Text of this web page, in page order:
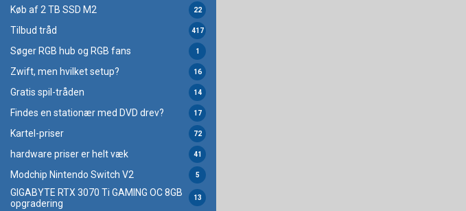
Køb af 2 TB SSD M2 22
Tilbud tråd 417
Søger RGB hub og RGB fans 1
Zwift, men hvilket setup? 16
Gratis spil-tråden 14
Findes en stationær med DVD drev? 17
Kartel-priser 72
hardware priser er helt væk 41
Modchip Nintendo Switch V2 5
GIGABYTE RTX 3070 Ti GAMING OC 8GB
opgradering
13